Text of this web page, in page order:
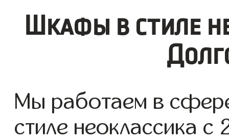
Шкафы в стиле
Мы работаем в
стиле неоклассика с